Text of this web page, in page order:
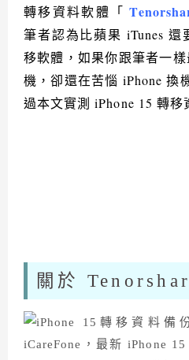
轉移資料軟體「
筆者認為比蘋果 iTunes 還
移軟體，如果你跟筆者一
機，卻還在苦惱 iPhone 換
過本文實測 iPhone 15 轉移
關於